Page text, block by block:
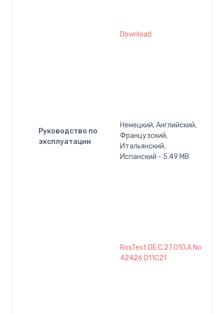
Руководство по
эксплуатации
Download
Немецкий, Английский,
Французский,
Итальянский,
Испанский - 5.49 MB
RosTest DE.C.27.010.A No
42426 D11C21